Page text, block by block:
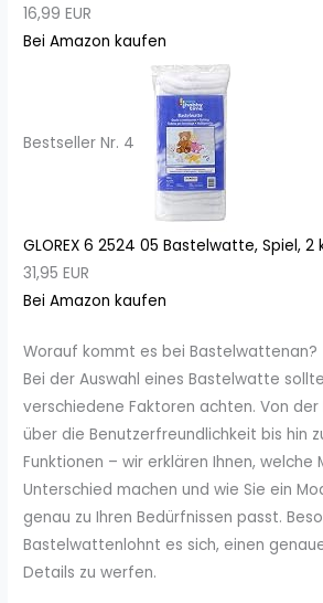
16,99 EUR
Bei Amazon kaufen
Bestseller Nr. 4
GLOREX 6 2524 05 Bastelwatte, Spiel, 2
31,95 EUR
Bei Amazon kaufen
Worauf kommt es bei Bastelwattenan?
Bei der Auswahl eines Bastelwatte
verschiedene Faktoren achten. Von
über die Benutzerfreundlichkeit bis hin
Funktionen – wir erklären Ihnen, welche
Unterschied machen und wie Sie ein
genau zu Ihren Bedürfnissen passt.
Bastelwattenlohnt es sich, einen
Details zu werfen.